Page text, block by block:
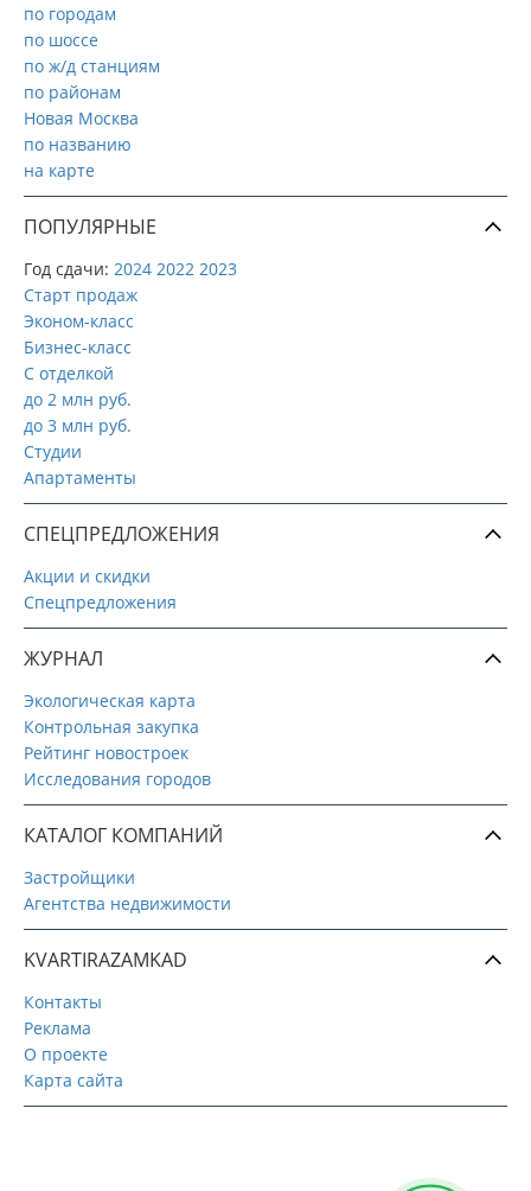
по городам
по шоссе
по ж/д станциям
по районам
Новая Москва
по названию
на карте
ПОПУЛЯРНЫЕ
Год сдачи: 2024 2022 2023
Старт продаж
Эконом-класс
Бизнес-класс
С отделкой
до 2 млн руб.
до 3 млн руб.
Студии
Апартаменты
СПЕЦПРЕДЛОЖЕНИЯ
Акции и скидки
Спецпредложения
ЖУРНАЛ
Экологическая карта
Контрольная закупка
Рейтинг новостроек
Исследования городов
КАТАЛОГ КОМПАНИЙ
Застройщики
Агентства недвижимости
KVARTIRAZAMKAD
Контакты
Реклама
О проекте
Карта сайта